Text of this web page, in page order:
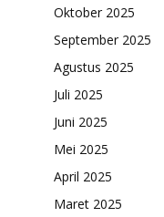
Oktober 2025
September 2025
Agustus 2025
Juli 2025
Juni 2025
Mei 2025
April 2025
Maret 2025